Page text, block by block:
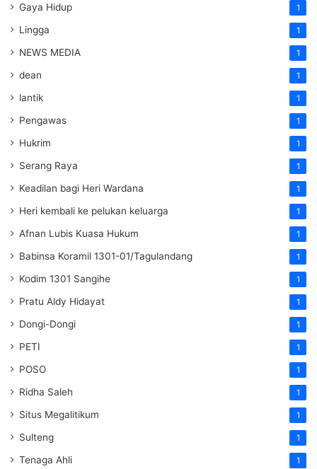
Gaya Hidup 1
Lingga 1
NEWS MEDIA 1
dean 1
lantik 1
Pengawas 1
Hukrim 1
Serang Raya 1
Keadilan bagi Heri Wardana 1
Heri kembali ke pelukan keluarga 1
Afnan Lubis Kuasa Hukum 1
Babinsa Koramil 1301-01/Tagulandang 1
Kodim 1301 Sangihe 1
Pratu Aldy Hidayat 1
Dongi-Dongi 1
PETI 1
POSO 1
Ridha Saleh 1
Situs Megalitikum 1
Sulteng 1
Tenaga Ahli 1